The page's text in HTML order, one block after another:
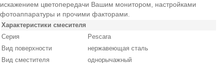
искажением цветопередачи Вашим монитором, настройками
фотоаппаратуры и прочими факторами.
Характеристики смесителя
Серия
Pescara
Вид поверхности
нержавеющая сталь
Вид сместителя
однорычажный